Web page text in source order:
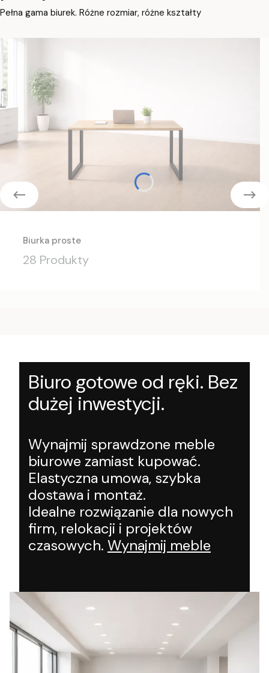
Pełna gama biurek. Różne rozmiar, różne kształty
Biurka proste
28 Produkty
Biuro gotowe od ręki. Bez
dużej inwestycji.
Wynajmij sprawdzone meble
biurowe zamiast kupować.
Elastyczna umowa, szybka
dostawa i montaż.
Idealne rozwiązanie dla nowych
firm, relokacji i projektów
czasowych. Wynajmij meble